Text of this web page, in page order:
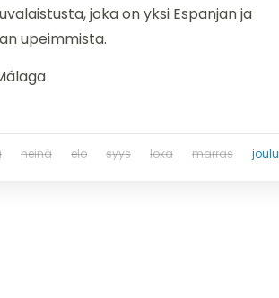
joka on yksi Espanjan ja
upeimmista.
heinä elo syys loka marras joulu